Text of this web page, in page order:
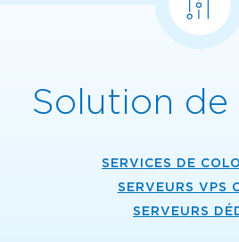
Solution de
SERVICES DE
SERVEURS VPS
SERVEURS